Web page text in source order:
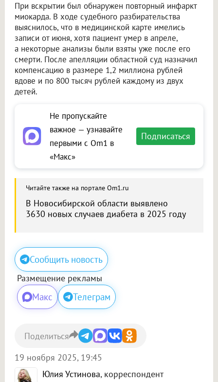
При вскрытии был обнаружен повторный инфаркт
миокарда. В ходе судебного разбирательства
выяснилось, что в медицинской карте имелись
записи от июня, хотя пациент умер в апреле,
а некоторые анализы были взяты уже после его
смерти. После апелляции областной суд назначил
компенсацию в размере 1,2 миллиона рублей
вдове и по 800 тысяч рублей каждому из двух
детей.
Не пропускайте
важное — узнавайте
первыми с Om1 в
«Макс»
Подписаться
Читайте также на портале Om1.ru
В Новосибирской области выявлено
3630 новых случаев диабета в 2025 году
Сообщить новость
Размещение рекламы
Макс Телеграм
Юлия Устинова, корреспондент
19 ноября 2025, 19:45
Поделиться